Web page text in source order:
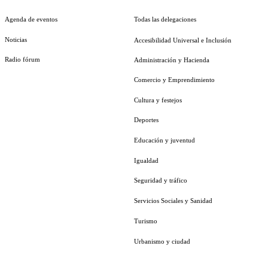
Agenda de eventos
Noticias
Radio fórum
Todas las delegaciones
Accesibilidad Universal e Inclusión
Administración y Hacienda
Comercio y Emprendimiento
Cultura y festejos
Deportes
Educación y juventud
Igualdad
Seguridad y tráfico
Servicios Sociales y Sanidad
Turismo
Urbanismo y ciudad